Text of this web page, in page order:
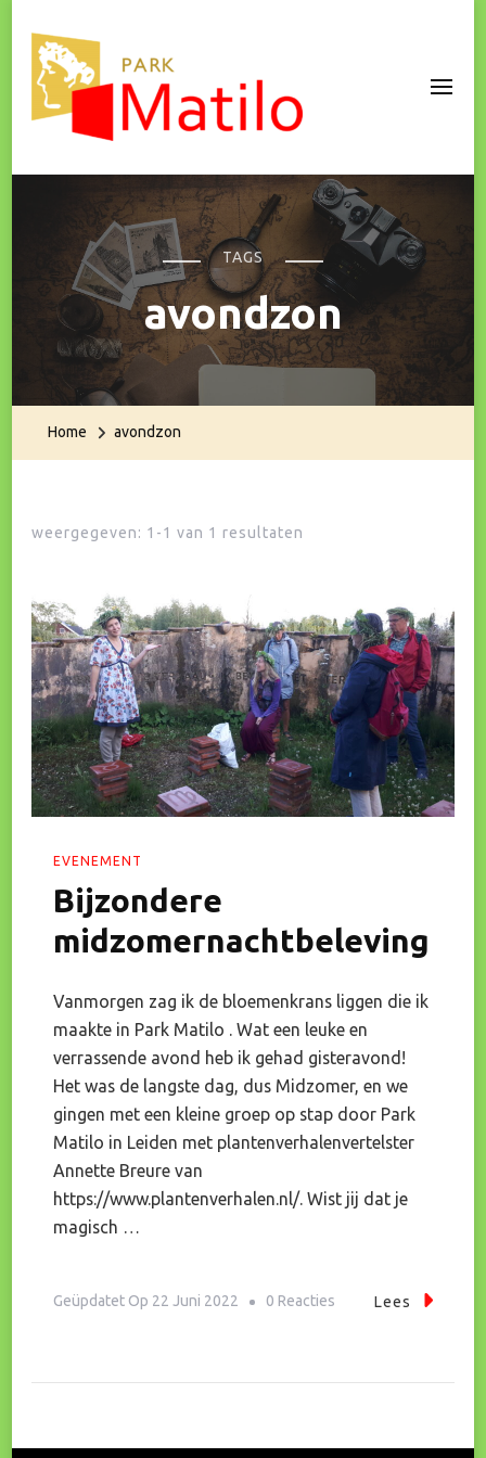
Park Matilo
TAGS
avondzon
Home avondzon
weergegeven: 1-1 van 1 resultaten
EVENEMENT
Bijzondere
midzomernachtbeleving
Vanmorgen zag ik de bloemenkrans liggen die ik
maakte in Park Matilo . Wat een leuke en
verrassende avond heb ik gehad gisteravond!
Het was de langste dag, dus Midzomer, en we
gingen met een kleine groep op stap door Park
Matilo in Leiden met plantenverhalenvertelster
Annette Breure van
https://www.plantenverhalen.nl/. Wist jij dat je
magisch …
Geüpdatet Op 22 Juni 2022 0 Reacties Lees